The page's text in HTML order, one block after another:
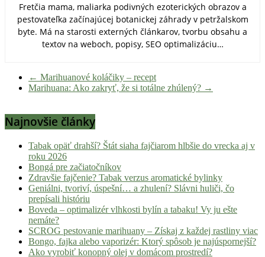
Fretčia mama, maliarka podivných ezoterických obrazov a
pestovateľka začínajúcej botanickej záhrady v petržalskom
byte. Má na starosti externých článkarov, tvorbu obsahu a
textov na weboch, popisy, SEO optimalizáciu…
← Marihuanové koláčiky – recept
Marihuana: Ako zakryť, že si totálne zhúlený? →
Najnovšie články
Tabak opäť drahší? Štát siaha fajčiarom hlbšie do vrecka aj v
roku 2026
Bongá pre začiatočníkov
Zdravšie fajčenie? Tabak verzus aromatické bylinky
Geniálni, tvoriví, úspešní… a zhulení? Slávni huliči, čo
prepísali históriu
Boveda – optimalizér vlhkosti bylín a tabaku! Vy ju ešte
nemáte?
SCROG pestovanie marihuany – Získaj z každej rastliny viac
Bongo, fajka alebo vaporizér: Ktorý spôsob je najúspornejší?
Ako vyrobiť konopný olej v domácom prostredí?